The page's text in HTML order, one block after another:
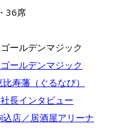
36席
ールデンマジック
ールデンマジック
寿藩（ぐるなび）
長インタビュー
込店／居酒屋アリーナ